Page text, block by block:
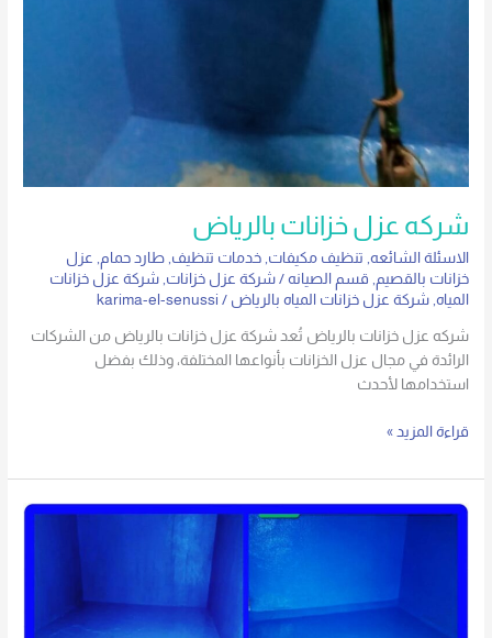
شركه عزل خزانات بالرياض
الاسئلة الشائعه تنظيف مكيفات ,خدمات تنظيف ,طارد حمام
عزل
خزانات بالقصيم قسم الصيانه /شركة عزل خزانات ,شركة عزل خزانات
المياه ,شركة عزل خزانات المياه بالرياض /
karima-el-senussi
شركه عزل خزانات بالرياض تُعد شركة عزل خزانات بالرياض من الشركات
الرائدة في مجال عزل الخزانات بأنواعها المختلفة، وذلك بفضل
استخدامها لأحدث
قراءة المزيد »
كم